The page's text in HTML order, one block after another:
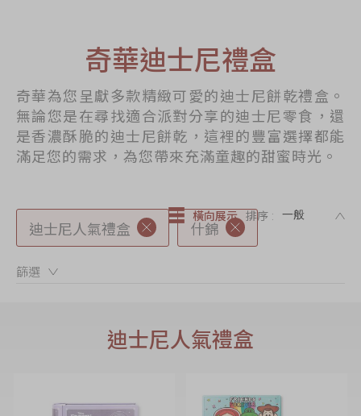
節日時令食品
茗茶系列
奇華迪士尼禮盒
奇華LINE
FRIENDS禮盒
產品價目表
EN 简体
奇華迪士尼禮盒
奇華為您呈獻多款精緻可愛的迪士尼餅乾禮盒。
無論您是在尋找適合派對分享的迪士尼零食，還
是香濃酥脆的迪士尼餅乾，這裡的豐富選擇都能
滿足您的需求，為您帶來充滿童趣的甜蜜時光。
迪士尼人氣禮盒 什錦
篩選：
橫向展示 排序 :
迪士尼人氣禮盒